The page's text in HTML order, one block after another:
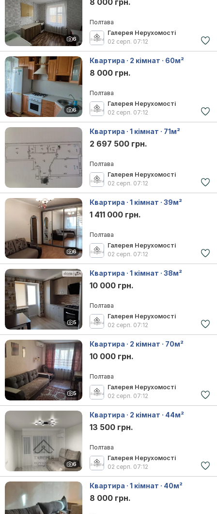
6
8 000 грн.
Полтава
Галерея Нерухомості
02 серп. 07:12
6
Квартира · 2 кімнат · 60м²
8 000 грн.
Полтава
Галерея Нерухомості
02 серп. 07:12
Квартира · 1 кімнат · 71м²
2 697 500 грн.
Полтава
Галерея Нерухомості
02 серп. 07:12
6
Квартира · 1 кімнат · 39м²
1 411 000 грн.
Полтава
Галерея Нерухомості
02 серп. 07:12
5
Квартира · 1 кімнат · 38м²
10 000 грн.
Полтава
Галерея Нерухомості
02 серп. 07:12
5
Квартира · 2 кімнат · 70м²
10 000 грн.
Полтава
Галерея Нерухомості
02 серп. 07:12
6
Квартира · 2 кімнат · 44м²
13 500 грн.
Полтава
Галерея Нерухомості
02 серп. 07:12
Квартира · 1 кімнат · 40м²
8 000 грн.